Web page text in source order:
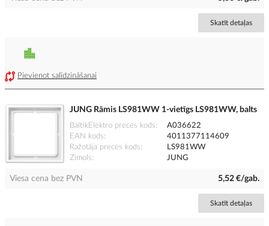
Skatīt detaļas
Pievienot salīdzināšanai
JUNG Rāmis LS981WW 1-vietīgs LS981WW, balts
BaltikElektro preces kods
A036622
EAN kods
4011377114609
Ražotāja preces kods
LS981WW
Zīmols
JUNG
Viesa cena bez PVN 5,52 €/gab.
Skatīt detaļas